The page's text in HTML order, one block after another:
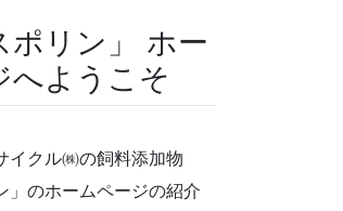
ポリン」 ホー
へようこそ
イクル㈱の飼料添加物
」のホームページの紹介